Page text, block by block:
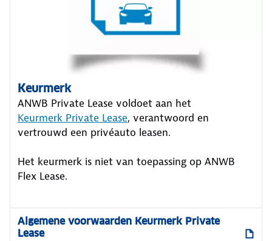
Keurmerk
ANWB Private Lease voldoet aan het
Keurmerk Private Lease, verantwoord en
vertrouwd een privéauto leasen.
Het keurmerk is niet van toepassing op ANWB
Flex Lease.
Algemene voorwaarden Keurmerk Private
Lease